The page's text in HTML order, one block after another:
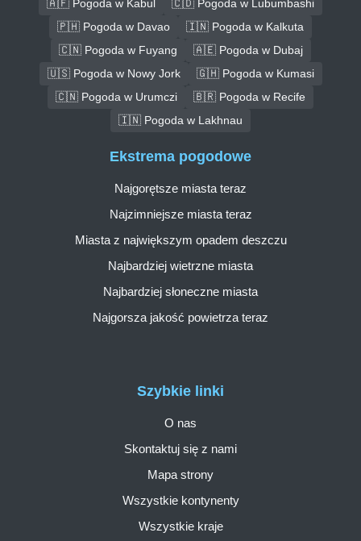
🇦🇫 Pogoda w Kabul
🇨🇩 Pogoda w Lubumbashi
🇵🇭 Pogoda w Davao
🇮🇳 Pogoda w Kalkuta
🇨🇳 Pogoda w Fuyang
🇦🇪 Pogoda w Dubaj
🇺🇸 Pogoda w Nowy Jork
🇬🇭 Pogoda w Kumasi
🇨🇳 Pogoda w Urumczi
🇧🇷 Pogoda w Recife
🇮🇳 Pogoda w Lakhnau
Szybkie linki
O nas
Skontaktuj się z nami
Mapa strony
Wszystkie kontynenty
Wszystkie kraje
Ekstrema pogodowe
Najgorętsze miasta teraz
Najzimniejsze miasta teraz
Miasta z największym opadem deszczu
Najbardziej wietrzne miasta
Najbardziej słoneczne miasta
Najgorsza jakość powietrza teraz